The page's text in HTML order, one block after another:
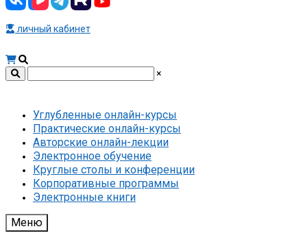
личный кабинет
×
Углубленные онлайн-курсы
Практические онлайн-курсы
Авторские онлайн-лекции
Электронное обучение
Круглые столы и конференции
Корпоративные программы
Электронные книги
Меню